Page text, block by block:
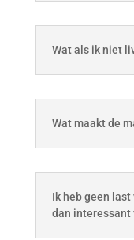
Wat als ik niet
Wat maakt de
Ik heb geen
dan interessant